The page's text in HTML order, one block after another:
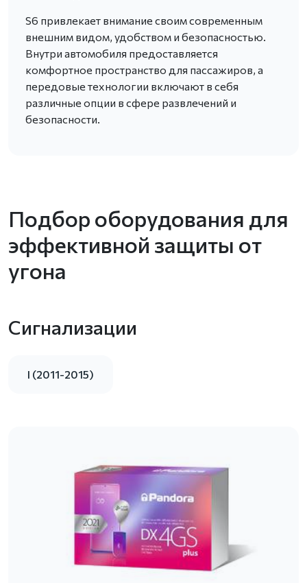
S6 привлекает внимание своим современным
внешним видом, удобством и безопасностью.
Внутри автомобиля предоставляется
комфортное пространство для пассажиров, а
передовые технологии включают в себя
различные опции в сфере развлечений и
безопасности.
Подбор оборудования для
эффективной защиты от
угона
Сигнализации
I (2011-2015)